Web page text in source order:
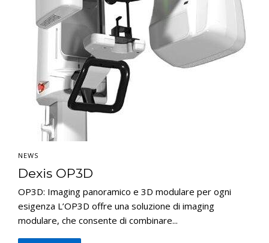
NEWS
Dexis OP3D
OP3D: Imaging panoramico e 3D modulare per ogni
esigenza L’OP3D offre una soluzione di imaging
modulare, che consente di combinare...